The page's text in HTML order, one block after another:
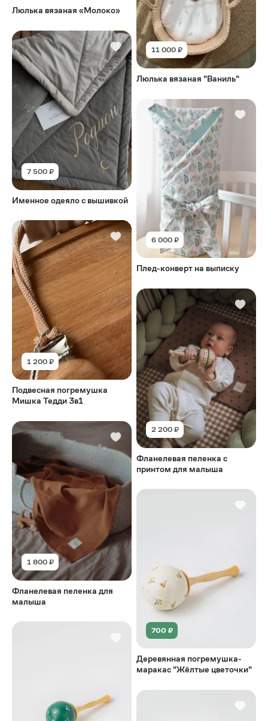
Люлька вязаная «Молоко»
7 500 ₽
Именное одеяло с вышивкой
1 200 ₽
Подвесная погремушка
Мишка Тедди 3в1
1 800 ₽
Фланелевая пеленка для
малыша
11 000 ₽
Люлька вязаная "Ваниль"
6 000 ₽
Плед-конверт на выписку
2 200 ₽
Фланелевая пеленка с
принтом для малыша
700 ₽
Деревянная погремушка-
маракас "Жёлтые цветочки"